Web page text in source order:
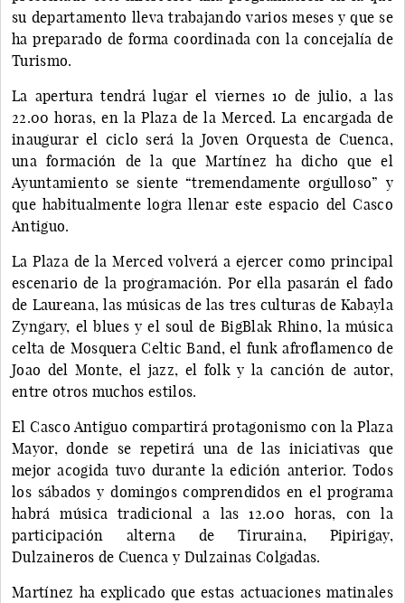
su departamento lleva trabajando varios meses y que se
ha preparado de forma coordinada con la concejalía de
Turismo.
La apertura tendrá lugar el viernes 10 de julio, a las
22.00 horas, en la Plaza de la Merced. La encargada de
inaugurar el ciclo será la Joven Orquesta de Cuenca,
una formación de la que Martínez ha dicho que el
Ayuntamiento se siente “tremendamente orgulloso” y
que habitualmente logra llenar este espacio del Casco
Antiguo.
La Plaza de la Merced volverá a ejercer como principal
escenario de la programación. Por ella pasarán el fado
de Laureana, las músicas de las tres culturas de Kabayla
Zyngary, el blues y el soul de BigBlak Rhino, la música
celta de Mosquera Celtic Band, el funk afroflamenco de
Joao del Monte, el jazz, el folk y la canción de autor,
entre otros muchos estilos.
El Casco Antiguo compartirá protagonismo con la Plaza
Mayor, donde se repetirá una de las iniciativas que
mejor acogida tuvo durante la edición anterior. Todos
los sábados y domingos comprendidos en el programa
habrá música tradicional a las 12.00 horas, con la
participación alterna de Tiruraina, Pipirigay,
Dulzaineros de Cuenca y Dulzainas Colgadas.
Martínez ha explicado que estas actuaciones matinales